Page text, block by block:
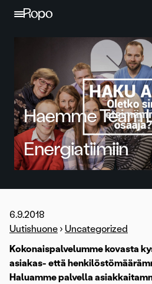
Jatka sisältöön
Haemme Team
Energiatiimiin
6.9.2018
Uutishuone › Uncategorized
Kokonaispalvelumme kovasta
asiakas- että
Haluamme palvella